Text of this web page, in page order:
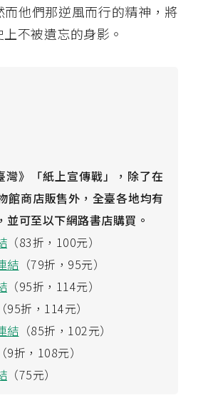
而他們那逆風而行的精神，將
不被遺忘的身影。
灣》「紙上宣傳戰」，除了在
館商店販售外，全臺各地均有
並可至以下網路書店購買。
（83折，100元）
結 （79折，95元）
（95折，114元）
（95折，114元）
結 （85折，102元）
（9折，108元）
（75元）